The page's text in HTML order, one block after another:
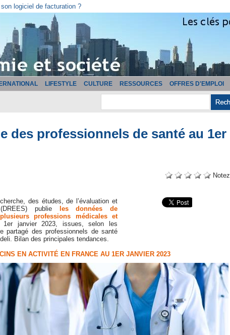
logiciel de facturation ?
LIFESTYLE CULTURE RESSOURCES OFFRES D'EMPLOI
des professionnels de santé au 1er
Notez
des études, de l’évaluation et
publie
les données de
professions médicales et
1er janvier 2023, issues, selon les
partagé des professionnels de santé
Bilan des principales tendances.
EN ACTIVITÉ EN FRANCE AU 1ER JANVIER 2023